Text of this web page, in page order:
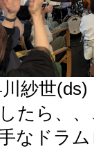
紗世
たら、
なドラ